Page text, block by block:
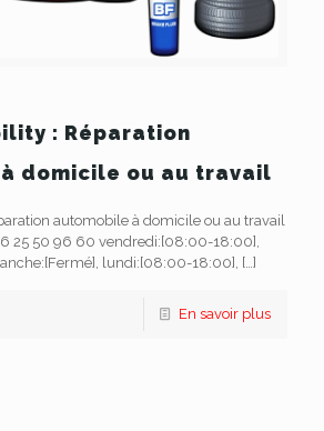
: Réparation
domicile ou au travail
automobile à domicile ou au travail
25 50 96 60 vendredi:[08:00-18:00],
lundi:[08:00-18:00],
[…]
En savoir plus